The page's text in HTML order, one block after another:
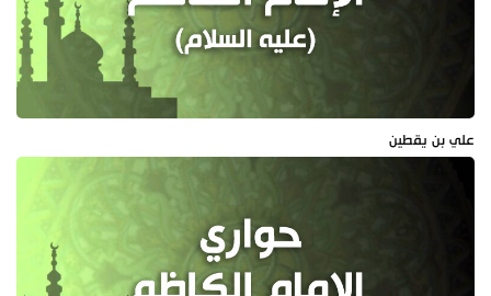
علي بن يقطين